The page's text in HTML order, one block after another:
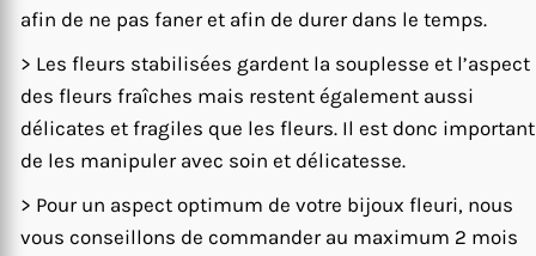
afin de ne pas faner et afin de durer dans le temps.
> Les fleurs stabilisées gardent la souplesse et l’aspect
des fleurs fraîches mais restent également aussi
délicates et fragiles que les fleurs. Il est donc important
de les manipuler avec soin et délicatesse.
> Pour un aspect optimum de votre bijoux fleuri, nous
vous conseillons de commander au maximum 2 mois